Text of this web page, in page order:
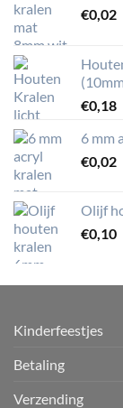
€0,02
€0,18
6 mm
€0,02
Olijf
€0,10
Kinderfeestjes
Betaling
Verzending